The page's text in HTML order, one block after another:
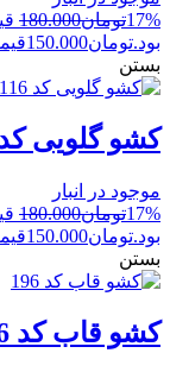
17%تومان180.000
بود.تومان150.000
بستن
کشو گلویی کد
موجود در انبار
17%تومان180.000
بود.تومان150.000
بستن
کشو قاب کد 196